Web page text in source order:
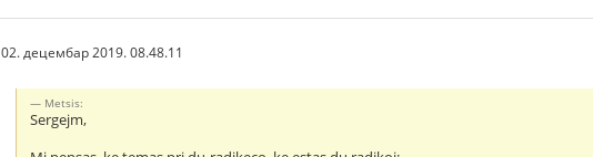
02. децембар 2019. 08.48.11
Metsis:
Sergejm,